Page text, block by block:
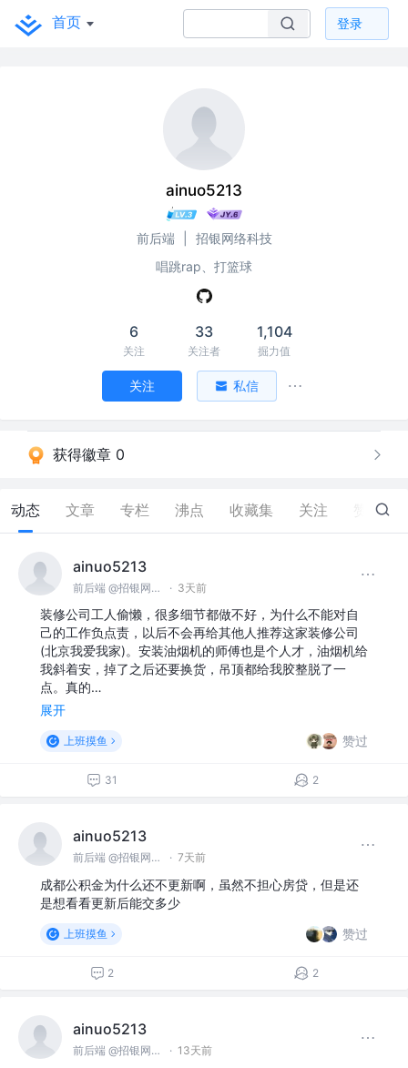
首页 登录
ainuo5213
前后端
招银网络科技
唱跳rap、打篮球
6
关注
33
关注者
1,104
掘力值
关注 私信
获得徽章 0
动态 文章 专栏 沸点 收藏集 关注 51
ainuo5213
前后端 @招银网络科技 · 3天前
装修公司工人偷懒，很多细节都做不好，为什么不能对自
己的工作负点责，以后不会再给其他人推荐这家装修公司
(北京我爱我家)。安装油烟机的师傅也是个人才，油烟机给
我斜着安，掉了之后还要换货，吊顶都给我胶整脱了一
点。真的…
展开
上班摸鱼 赞过
31 2
ainuo5213
前后端 @招银网络科技 · 7天前
成都公积金为什么还不更新啊，虽然不担心房贷，但是还
是想看看更新后能交多少
上班摸鱼 赞过
2 2
ainuo5213
前后端 @招银网络科技 · 13天前